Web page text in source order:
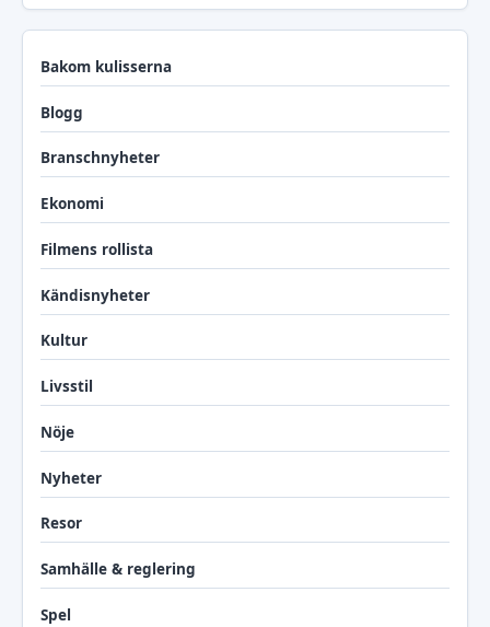
Bakom kulisserna
Blogg
Branschnyheter
Ekonomi
Filmens rollista
Kändisnyheter
Kultur
Livsstil
Nöje
Nyheter
Resor
Samhälle & reglering
Spel